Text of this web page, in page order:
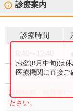
診療案内
診療時間
14:20〜18:00
診療時間・内容等に
ださい。
お盆(8月中旬)は
医療機関に直接ご